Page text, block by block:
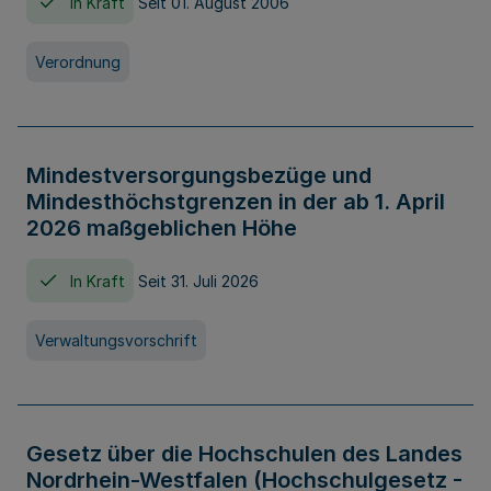
Verordnung
Mindestversorgungsbezüge und
Mindesthöchstgrenzen in der ab 1. April
2026 maßgeblichen Höhe
In Kraft Seit 31. Juli 2026
Verwaltungsvorschrift
Gesetz über die Hochschulen des Landes
Nordrhein-Westfalen (Hochschulgesetz -